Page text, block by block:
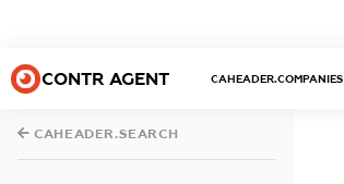
CONTR AGENT CAHEADER.COMPANIES
CAHEADER.SEARCH